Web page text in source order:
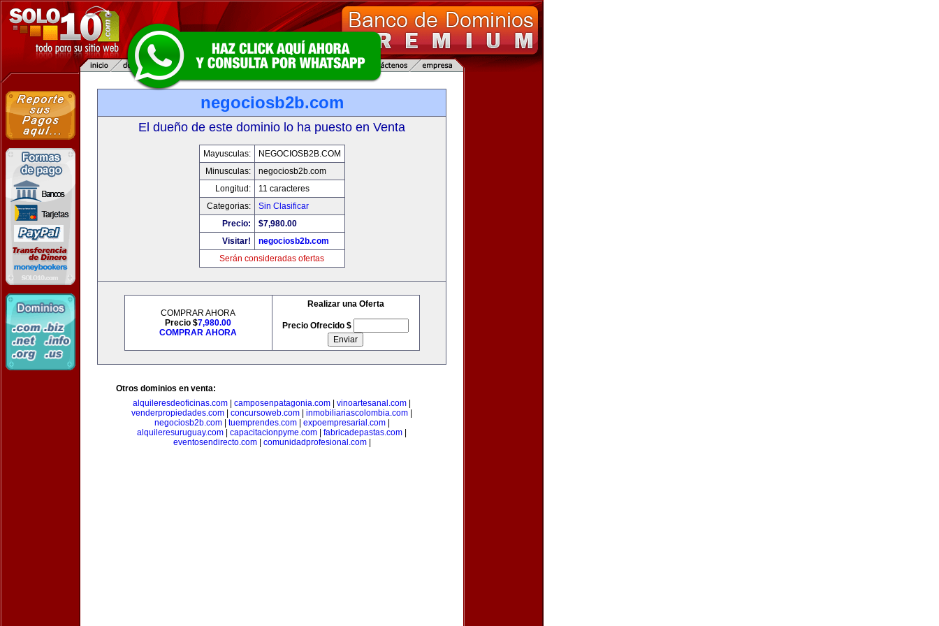
negociosb2b.com
El dueño de este dominio lo ha puesto en Venta
Mayusculas:
NEGOCIOSB2B.COM
Minusculas:
negociosb2b.com
Longitud:
11 caracteres
Categorias:
Sin Clasificar
Precio:
$7,980.00
Visitar!
negociosb2b.com
Serán consideradas ofertas
COMPRAR AHORA
Precio $7,980.00
COMPRAR AHORA
Realizar una Oferta
Precio Ofrecido $
Otros dominios en venta:
alquileresdeoficinas.com
camposenpatagonia.com vinoartesanal.com
venderpropiedades.com
concursoweb.com inmobiliariascolombia.com
negociosb2b.com| tuemprendes.com| expoempresarial.com|
alquileresuruguay.com
capacitacionpyme.com fabricadepastas.com
eventosendirecto.com| comunidadprofesional.com|